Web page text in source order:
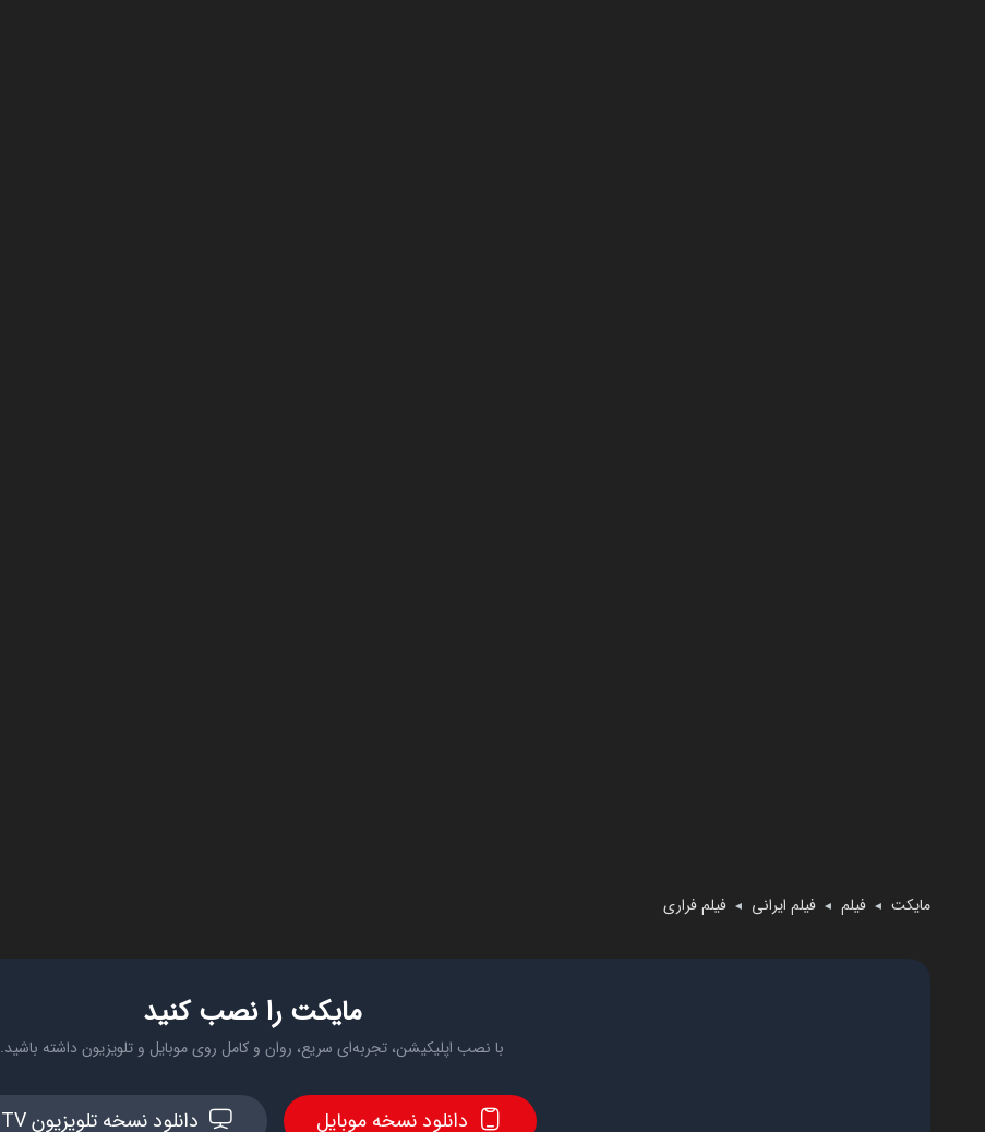
مایکت ◄ فیلم ◄ فیلم ایرانی ◄ فیلم فراری
مایکت را نصب کنید
با نصب اپلیکیشن، تجربه‌ای سریع، روان و کامل روی موبایل و تلویزیون داشته باشید.
دانلود نسخه موبایل دانلود نسخه تلویزیون TV